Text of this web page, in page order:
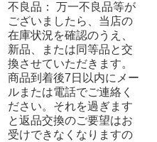
不良品： 万一不良品等が
ございましたら、当店の
在庫状況を確認のうえ、
新品、または同等品と交
換させていただきます。
商品到着後7日以内にメー
ルまたは電話でご連絡く
ださい。それを過ぎます
と返品交換のご要望はお
受けできなくなりますの